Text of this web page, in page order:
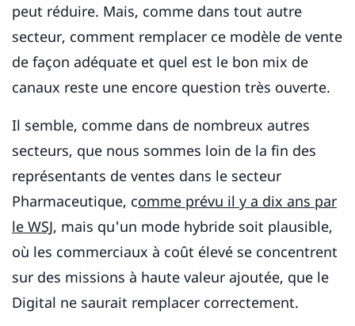
peut réduire. Mais, comme dans tout autre
secteur, comment remplacer ce modèle de vente
de façon adéquate et quel est le bon mix de
canaux reste une encore question très ouverte.
Il semble, comme dans de nombreux autres
secteurs, que nous sommes loin de la fin des
représentants de ventes dans le secteur
Pharmaceutique, comme prévu il y a dix ans par
le WSJ, mais qu'un mode hybride soit plausible,
où les commerciaux à coût élevé se concentrent
sur des missions à haute valeur ajoutée, que le
Digital ne saurait remplacer correctement.